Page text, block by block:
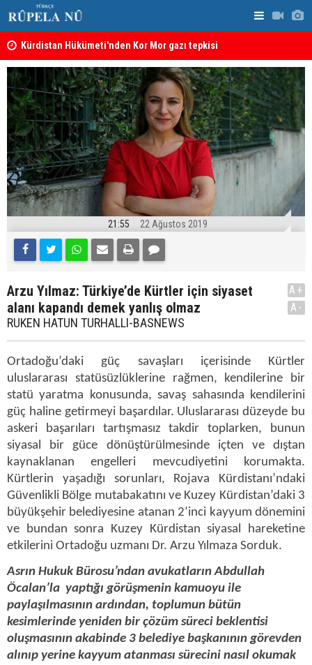
Kürdistan Hükümeti'nden Kor Mor gazı tepkisi
21:55 22 Ağustos 2019
Arzu Yılmaz: Türkiye’de Kürtler için siyaset
alanı kapandı demek yanlış olmaz
RUKEN HATUN TURHALLI-BASNEWS
A+
A-
Ortadoğu’daki güç savaşları içerisinde Kürtler
uluslararası statüsüzlüklerine rağmen, kendilerine bir
statü yaratma konusunda, savaş sahasında kendilerini
güç haline getirmeyi başardılar. Uluslararası düzeyde bu
askeri başarıları tartışmasız takdir toplarken, bunun
siyasal bir güce dönüştürülmesinde içten ve dıştan
kaynaklanan engelleri mevcudiyetini korumakta.
Kürtlerin yaşadığı sorunları, Rojava Kürdistanı’ndaki
Güvenlikli Bölge mutabakatını ve Kuzey Kürdistan’daki 3
büyükşehir belediyesine atanan 2’inci kayyum dönemini
ve bundan sonra Kuzey Kürdistan siyasal hareketine
etkilerini Ortadoğu uzmanı Dr. Arzu Yılmaza Sorduk.
Asrın Hukuk Bürosu’ndan avukatların Abdullah
Öcalan’la yaptığı görüşmenin kamuoyu ile
paylaşılmasının ardından, toplumun bütün
kesimlerinde yeniden bir çözüm süreci beklentisi
oluşmasının akabinde 3 belediye başkanının görevden
alınıp yerine kayyum atanması sürecini nasıl okumak